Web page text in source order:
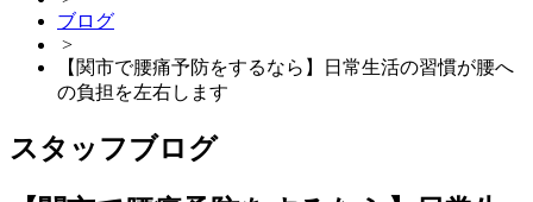
ブログ
>
【関市で腰痛予防をするなら】日常生活の習慣が腰へ
の負担を左右します
スタッフブログ